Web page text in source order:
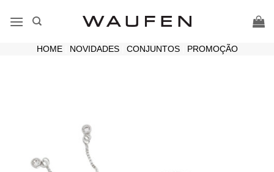
HOME| NOVIDADES| CONJUNTOS| PROMOÇÃO